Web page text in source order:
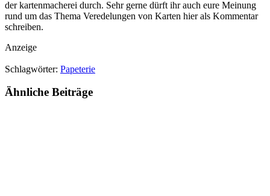
der kartenmacherei durch. Sehr gerne dürft ihr auch eure Meinung
rund um das Thema Veredelungen von Karten hier als Kommentar
schreiben.
Anzeige
Schlagwörter: Papeterie
Ähnliche Beiträge